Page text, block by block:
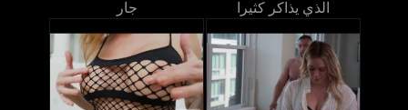
جار الذي يذاكر كثيرا